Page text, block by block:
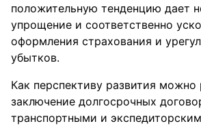
положительную тенденцию дает
упрощение и соответственно
оформления страхования и
убытков.
Как перспективу развития можно
заключение долгосрочных
транспортными и